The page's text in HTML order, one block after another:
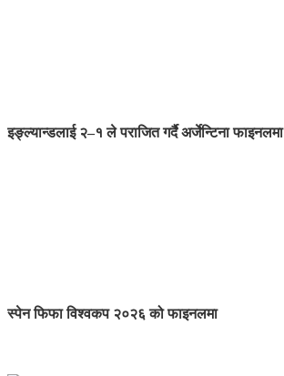
इङ्ल्यान्डलाई २–१ ले पराजित गर्दै अर्जेन्टिना फाइनलमा
स्पेन फिफा विश्वकप २०२६ को फाइनलमा